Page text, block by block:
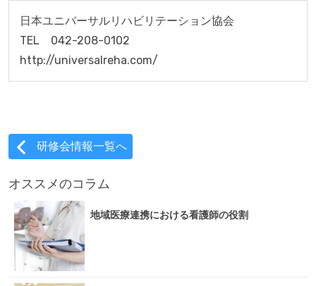
日本ユニバーサルリハビリテーション協会
TEL　042-208-0102
http://universalreha.com/
研修会情報一覧へ
オススメのコラム
地域医療連携における看護師の役割